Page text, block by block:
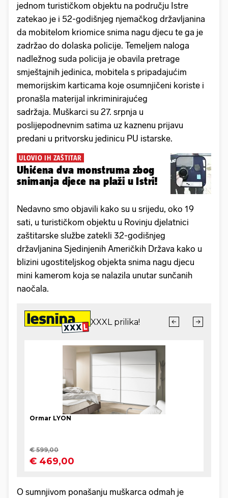
jednom turističkom objektu na području Istre
zatekao je i 52-godišnjeg njemačkog državljanina
da mobitelom kriomice snima nagu djecu te ga je
zadržao do dolaska policije. Temeljem naloga
nadležnog suda policija je obavila pretrage
smještajnih jedinica, mobitela s pripadajućim
memorijskim karticama koje osumnjičeni koriste i
pronašla materijal inkriminirajućeg
sadržaja. Muškarci su 27. srpnja u
poslijepodnevnim satima uz kaznenu prijavu
predani u pritvorsku jedinicu PU istarske.
ULOVIO IH ZAŠTITAR
Uhićena dva monstruma zbog
snimanja djece na plaži u Istri!
Nedavno smo objavili kako su u srijedu, oko 19
sati, u turističkom objektu u Rovinju djelatnici
zaštitarske službe zatekli 32-godišnjeg
državljanina Sjedinjenih Američkih Država kako u
blizini ugostiteljskog objekta snima nagu djecu
mini kamerom koja se nalazila unutar sunčanih
naočala.
O sumnjivom ponašanju muškarca odmah je